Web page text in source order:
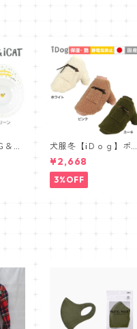
＆Ｉ
犬服冬【iＤｏｇ】ポケ
ット付ボアトレーナー
日本製・保湿ツヤＵＰ
静電気防止
¥2,668
3%OFF